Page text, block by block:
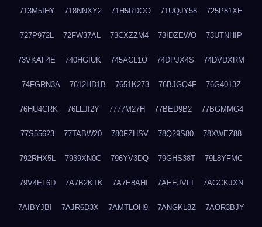
713M5IHY 718NNXY2 71H5RDOO 71UQJY58 725P81XE
727P972L 72FW37AL 73CXZZM4 73IDZEWO 73UTNHIP
73VKAF4E 740HGIUK 745ACL1O 74DPJX4S 74DVDXRM
74FGRN3A 7612HD1B 7651K273 76BJGQ4F 76G4013Z
76HU4CRK 76LLJI2Y 7777M27H 77BED9B2 77BGMMG4
77S55623 77TABW20 780FZHSV 78Q29S80 78XWEZ88
792RHX5L 7939XN0C 796YV3DQ 79GHS38T 79L8YFMC
79V4EL6D 7A7B2KTK 7A7E8AHI 7AEEJVFI 7AGCKJXN
7AIBYJBI 7AJR6D3X 7AMTLOH9 7ANGKL8Z 7AOR3BJY